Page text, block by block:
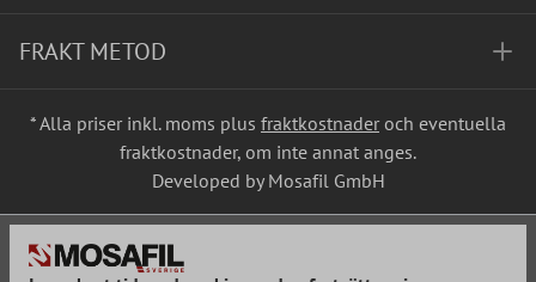
FRAKT METOD
* Alla priser inkl. moms plus fraktkostnader och eventuella
fraktkostnader, om inte annat anges.
Developed by Mosafil GmbH